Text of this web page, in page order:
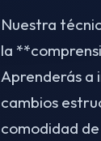
Nuestra
la
Aprenderás a
cambios
comodidad